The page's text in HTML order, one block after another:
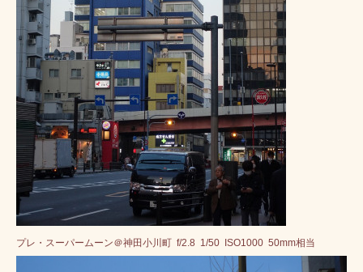
プレ・スーパームーン＠神田小川町 f/2.8 1/50 ISO1000 50mm相当